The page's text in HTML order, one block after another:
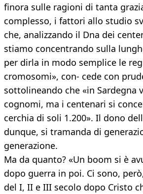
finora sulle ragioni di tanta
complesso, i fattori allo studio
che, analizzando il Dna dei
stiamo concentrando sulla
per dirla in modo semplice le
cromosomi», con- cede con
sottolineando che «in Sardegna
cognomi, ma i centenari si
cerchia di soli 1.200». Il dono
dunque, si tramanda di
generazione.
Ma da quanto? «Un boom si è
dopo guerra in poi. Ci sono,
del I, II e III secolo dopo Cristo